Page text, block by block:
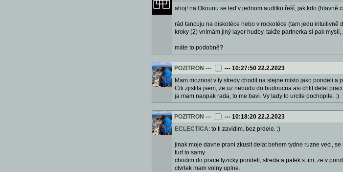
ahoj! na Okounu se teď v jednom auditku řeší, jak kdo (hlavně
rád tancuju na diskotéce nebo v rockotéce (tam jedu
kroky (2) vnímám jiný layer hudby, takže partnerka si pak
máte to podobně?
POZITRON --- --- 10:27:50 22.2.2023
Mam moznost v ty stredy chodit na stejne misto jako pondeli
Cili zjistila jsem, ze uz nebudu do budoucna asi chtit delat
ja mam naopak rada, to me bavi. Vy tady to urcite pochopite. :)
POZITRON --- --- 10:18:20 22.2.2023
ECLECTICA: to ti zavidim. bez prdele. :)
jinak moje davne prani zkusit delat behem tydne ruzne veci,
furt to samy.
chodim do prace fyzicky pondeli, streda a patek s tim, ze v
ctvrtek mam volny uplne.